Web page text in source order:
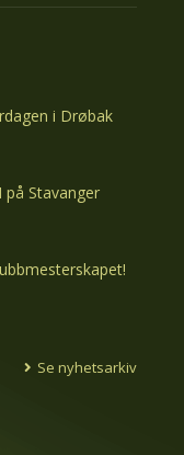
i Drøbak
Stavanger
Se nyhetsarkiv